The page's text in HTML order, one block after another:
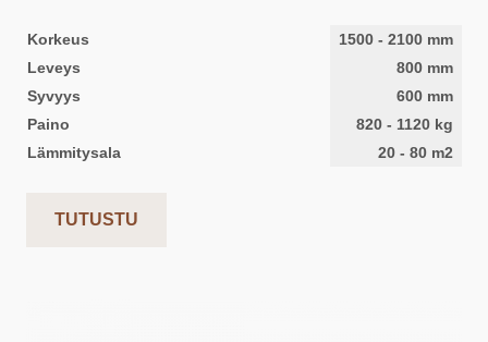
Korkeus 1500 - 2100 mm
Leveys
800 mm
Syvyys
600 mm
Paino
820 - 1120 kg
Lämmitysala
20 - 80 m2
TUTUSTU